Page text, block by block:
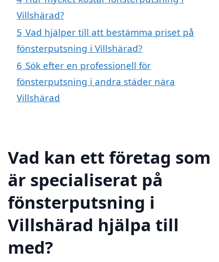
Villshärad?
5 Vad hjälper till att bestämma priset på
fönsterputsning i Villshärad?
6 Sök efter en professionell för
fönsterputsning i andra städer nära
Villshärad
Vad kan ett företag som
är specialiserat på
fönsterputsning i
Villshärad hjälpa till
med?